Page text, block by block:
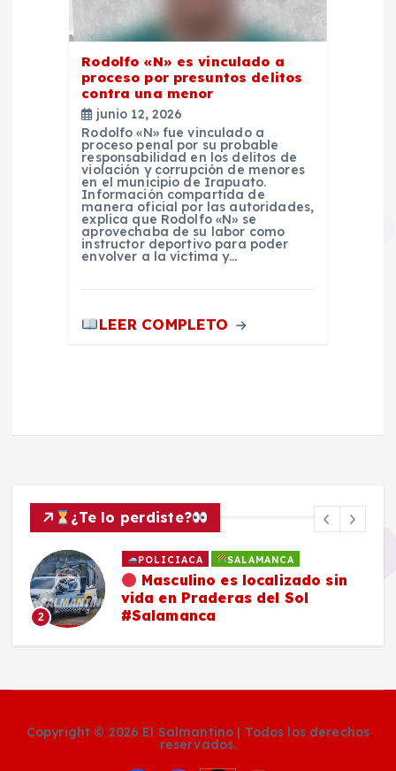
Rodolfo «N» es vinculado a
proceso por presuntos delitos
contra una menor
junio 12, 2026
Rodolfo «N» fue vinculado a
proceso penal por su probable
responsabilidad en los delitos de
violación y corrupción de menores
en el municipio de Irapuato.
Información compartida de
manera oficial por las autoridades,
explica que Rodolfo «N» se
aprovechaba de su labor como
instructor deportivo para poder
envolver a la víctima y…
LEER COMPLETO
¿Te lo perdiste?
2
POLICIACA SALAMANCA
Masculino es localizado sin
vida en Praderas del Sol
#Salamanca
Copyright © 2026 El Salmantino | Todos los derechos
reservados.